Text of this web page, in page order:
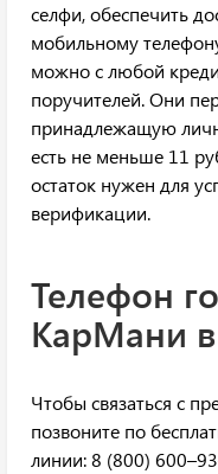
селфи, обеспечить
мобильному
можно с любой
поручителей. Они
принадлежащую
есть не меньше 11
остаток нужен для
верификации.
Телефон
КарМани
Чтобы связаться с
позвоните по
линии: 8 (800)